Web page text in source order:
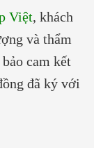
Việt, khách
và thẩm
cam kết
đã ký với